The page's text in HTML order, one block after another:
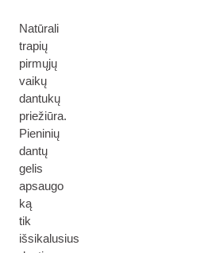
Natūrali
trapių
pirmųjų
vaikų
dantukų
priežiūra.
Pieninių
dantų
gelis
apsaugo
ką
tik
išsikalusius